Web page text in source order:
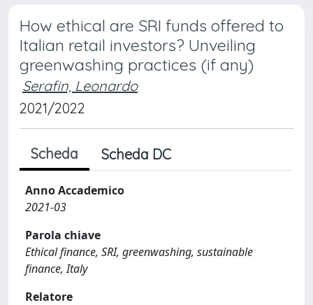
How ethical are SRI funds offered to
Italian retail investors? Unveiling
greenwashing practices (if any)
Serafin, Leonardo
2021/2022
Scheda Scheda DC
Anno Accademico
2021-03
Parola chiave
Ethical finance, SRI, greenwashing, sustainable
finance, Italy
Relatore